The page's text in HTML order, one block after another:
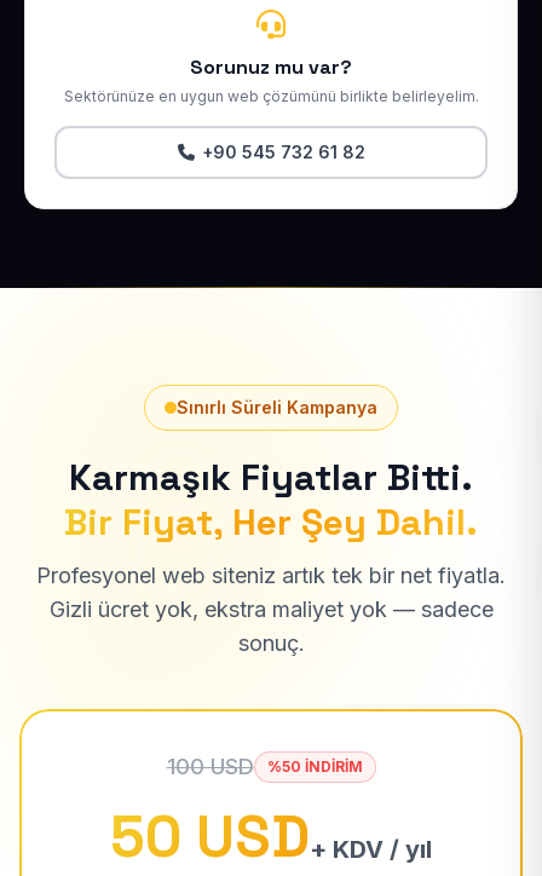
Sorunuz mu var?
Sektörünüze en uygun web çözümünü birlikte belirleyelim.
+90 545 732 61 82
Sınırlı Süreli Kampanya
Karmaşık Fiyatlar Bitti.
Bir Fiyat, Her Şey Dahil.
Profesyonel web siteniz artık tek bir net fiyatla.
Gizli ücret yok, ekstra maliyet yok — sadece
sonuç.
100 USD %50 İNDİRİM
50 USD+ KDV / yıl